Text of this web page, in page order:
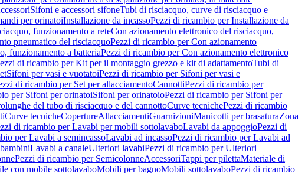
Sifoni e accessori sifoneTubi di risciacquo, curve di risciacquo e
per orinatoiInstallazione da incassoPezzi di ricambio per Installazione da
funzionamento a reteCon azionamento elettronico del risciacquo,
pneumatico del risciacquoPezzi di ricambio per Con azionamento
funzionamento a batteriaPezzi di ricambio per Con azionamento elettronico
di ricambio per Kit per il montaggio grezzo e kit di adattamentoTubi di
Sifoni per vasi e vuotatoiPezzi di ricambio per Sifoni per vasi e
di ricambio per Set per allacciamentoCannottiPezzi di ricambio per
per Sifoni per orinatoiSifoni per orinatoioPezzi di ricambio per Sifoni per
del tubo di risciacquo e del cannottoCurve tecnichePezzi di ricambio
Curve tecnicheCopertureAllacciamentiGuarnizioniManicotti per brasaturaZona
di ricambio per Lavabi per mobili sottolavaboLavabi da appoggioPezzi di
per Lavabi a semincassoLavabi ad incassoPezzi di ricambio per Lavabi ad
Lavabi a canaleUlteriori lavabiPezzi di ricambio per Ulteriori
Pezzi di ricambio per SemicolonneAccessoriTappi per pilettaMateriale di
con mobile sottolavaboMobili per bagnoMobili sottolavaboPezzi di ricambio